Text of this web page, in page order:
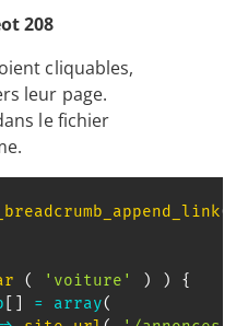
208
cliquables,
leur page.
le fichier
(
( 'voiture' ) )
{
= array(